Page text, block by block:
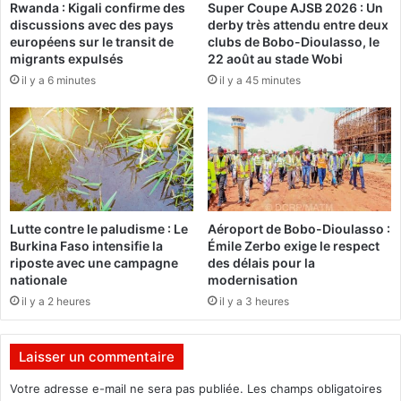
e
t
a
b
a
i
q
u
e
d
'
A
f
r
q
e
e
o
n
t
i
n
e
s
d
u
2
f
é
r
a
u
Rwanda : Kigali confirme des
discussions avec des pays
européens sur le transit de
migrants expulsés
il y a 6 minutes
Super Coupe AJSB 2026 : Un
derby très attendu entre deux
clubs de Bobo-Dioulasso, le
22 août au stade Wobi
il y a 45 minutes
Lutte contre le paludisme : Le
Burkina Faso intensifie la
riposte avec une campagne
nationale
il y a 2 heures
Aéroport de Bobo-Dioulasso :
Émile Zerbo exige le respect
des délais pour la
modernisation
il y a 3 heures
Laisser un commentaire
Votre adresse e-mail ne sera pas publiée. Les champs obligatoires